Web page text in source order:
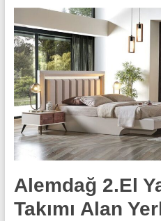
Alemdağ 2.El
Takımı Alan